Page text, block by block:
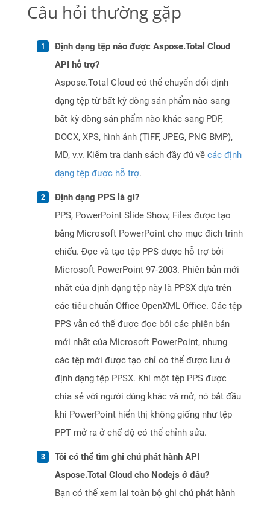
Câu hỏi thường gặp
Định dạng tệp nào được Aspose.Total Cloud
API hỗ trợ?
Aspose.Total Cloud có thể chuyển đổi định
dạng tệp từ bất kỳ dòng sản phẩm nào sang
bất kỳ dòng sản phẩm nào khác sang PDF,
DOCX, XPS, hình ảnh (TIFF, JPEG, PNG BMP),
MD, v.v. Kiểm tra danh sách đầy đủ về các định
dạng tệp được hỗ trợ.
Định dạng PPS là gì?
PPS, PowerPoint Slide Show, Files được tạo
bằng Microsoft PowerPoint cho mục đích trình
chiếu. Đọc và tạo tệp PPS được hỗ trợ bởi
Microsoft PowerPoint 97-2003. Phiên bản mới
nhất của định dạng tệp này là PPSX dựa trên
các tiêu chuẩn Office OpenXML Office. Các tệp
PPS vẫn có thể được đọc bởi các phiên bản
mới nhất của Microsoft PowerPoint, nhưng
các tệp mới được tạo chỉ có thể được lưu ở
định dạng tệp PPSX. Khi một tệp PPS được
chia sẻ với người dùng khác và mở, nó bắt đầu
khi PowerPoint hiển thị không giống như tệp
PPT mở ra ở chế độ có thể chỉnh sửa.
Tôi có thể tìm ghi chú phát hành API
Aspose.Total Cloud cho Nodejs ở đâu?
Bạn có thể xem lại toàn bộ ghi chú phát hành